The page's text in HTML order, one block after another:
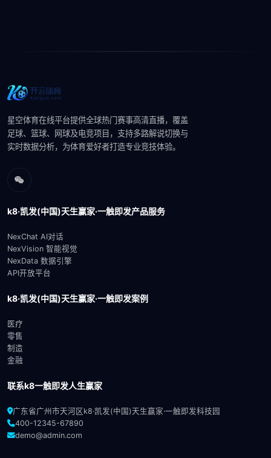
星空体育在线平台提供全球热门赛事高清直播，覆盖
足球、篮球、网球及电竞项目，支持多路解说切换与
实时数据分析，为体育爱好者打造专业竞技体验。
k8·凯发(中国)天生赢家·一触即发产品服务
NexChat AI对话
NexVision 智能视觉
NexData 数据引擎
API开放平台
k8·凯发(中国)天生赢家·一触即发案例
医疗
零售
制造
金融
联系k8一触即发人生赢家
广东省广州市天河区k8·凯发(中国)天生赢家·一触即发科技园
400-12345-67890
demo@admin.com